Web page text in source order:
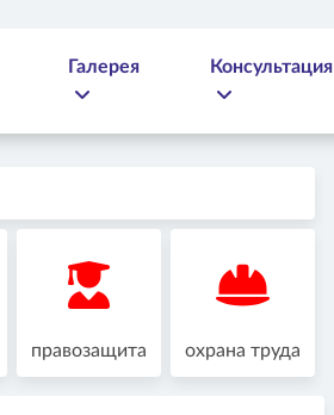
Галерея Консультация
правозащита охрана труда